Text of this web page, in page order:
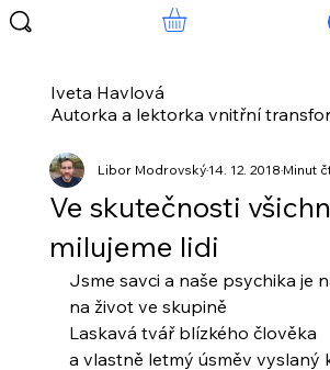
Iveta Havlová
Autorka a lektorka vnitřní
Ve skutečnosti
milujeme lidi
Libor Modrovský14. 12. 2018Minut
Jsme savci a naše psychika je
na život ve skupině
Laskavá tvář blízkého člověka
a vlastně letmý úsměv vyslaný